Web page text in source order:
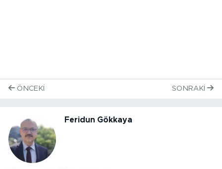
ÖNCEKI SONRAKI
Feridun Gökkaya